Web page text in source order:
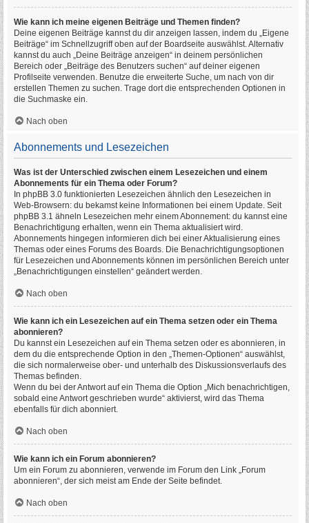
Wie kann ich meine eigenen Beiträge und Themen finden?
Deine eigenen Beiträge kannst du dir anzeigen lassen, indem du „Eigene
Beiträge“ im Schnellzugriff oben auf der Boardseite auswählst. Alternativ
kannst du auch „Deine Beiträge anzeigen“ in deinem persönlichen
Bereich oder „Beiträge des Benutzers suchen“ auf deiner eigenen
Profilseite verwenden. Benutze die erweiterte Suche, um nach von dir
erstellen Themen zu suchen. Trage dort die entsprechenden Optionen in
die Suchmaske ein.
Nach oben
Abonnements und Lesezeichen
Was ist der Unterschied zwischen einem Lesezeichen und einem
Abonnements für ein Thema oder Forum?
In phpBB 3.0 funktionierten Lesezeichen ähnlich den Lesezeichen in
Web-Browsern: du bekamst keine Informationen bei einem Update. Seit
phpBB 3.1 ähneln Lesezeichen mehr einem Abonnement: du kannst eine
Benachrichtigung erhalten, wenn ein Thema aktualisiert wird.
Abonnements hingegen informieren dich bei einer Aktualisierung eines
Themas oder eines Forums des Boards. Die Benachrichtigungsoptionen
für Lesezeichen und Abonnements können im persönlichen Bereich unter
„Benachrichtigungen einstellen“ geändert werden.
Nach oben
Wie kann ich ein Lesezeichen auf ein Thema setzen oder ein Thema
abonnieren?
Du kannst ein Lesezeichen auf ein Thema setzen oder es abonnieren, in
dem du die entsprechende Option in den „Themen-Optionen“ auswählst,
die sich normalerweise ober- und unterhalb des Diskussionsverlaufs des
Themas befinden.
Wenn du bei der Antwort auf ein Thema die Option „Mich benachrichtigen,
sobald eine Antwort geschrieben wurde“ aktivierst, wird das Thema
ebenfalls für dich abonniert.
Nach oben
Wie kann ich ein Forum abonnieren?
Um ein Forum zu abonnieren, verwende im Forum den Link „Forum
abonnieren“, der sich meist am Ende der Seite befindet.
Nach oben